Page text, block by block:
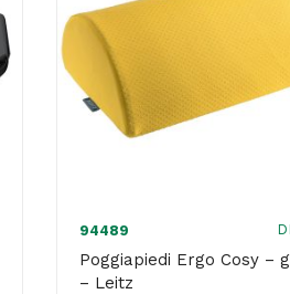
quantità
94489
Poggiapiedi Ergo Cosy –
– Leitz